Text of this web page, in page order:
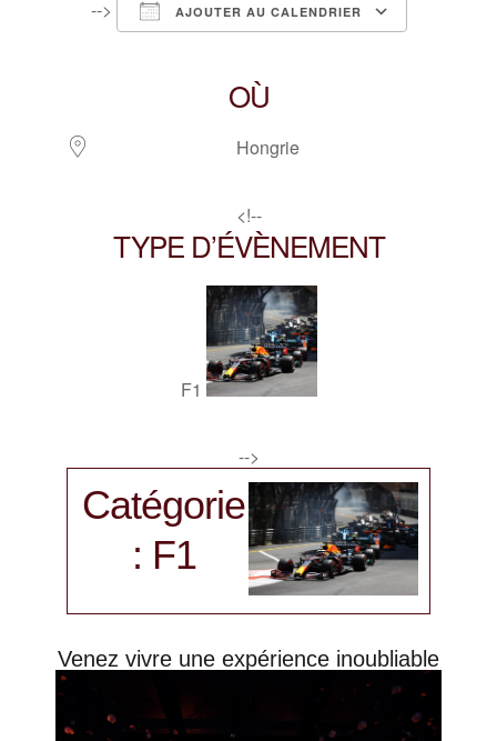
--> AJOUTER AU CALENDRIER
OÙ
Hongrie
<!--
TYPE D’ÉVÈNEMENT
F1
-->
Catégorie
: F1
Venez vivre une expérience inoubliable